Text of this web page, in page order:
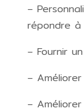
–
répondre à
– Fournir
–
–